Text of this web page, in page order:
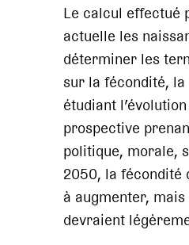
Le calcul effectué
actuelle les
déterminer les
sur la fécondité,
étudiant
prospective
politique, morale,
2050, la fécondité
à augmenter,
devraient